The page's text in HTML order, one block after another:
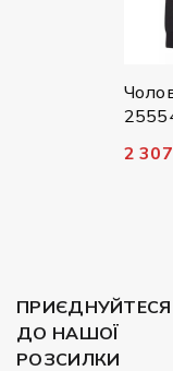
Чоловіча
25554/290
2 307грн. 7
ПРИЄДНУЙТЕСЯ
ДО НАШОЇ
РОЗСИЛКИ